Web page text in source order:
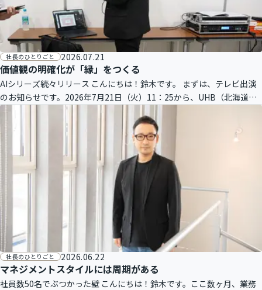
価値観の明確化が「縁」をつくる
AIシリーズ続々リリース こんにちは！鈴木です。 まずは、テレビ出演
のお知らせです。2026年7月21日（火）11：25から、UHB（北海道文
化放送）のテレビ番組『FumuFumu（ふむふむ）』にラル
社長のひとりごと 2026.07.21
マネジメントスタイルには周期がある
社員数50名でぶつかった壁 こんにちは！鈴木です。ここ数ヶ月、業務
社長のひとりごと 2026.06.22